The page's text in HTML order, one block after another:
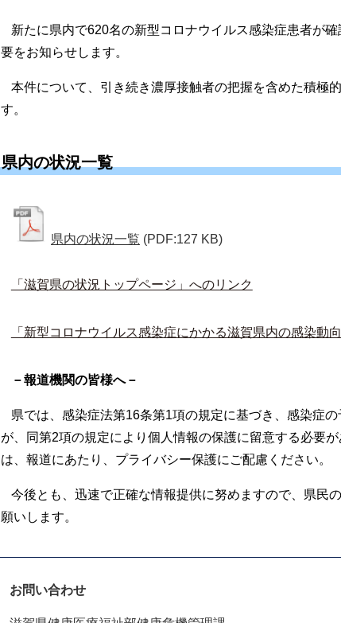
新たに県内で620名の新型コロナウイルス感染症患者が
要をお知らせします。
本件について、引き続き濃厚接触者の把握を含めた積極
す。
県内の状況一覧
県内の状況一覧 (PDF:127 KB)
「滋賀県の状況トップページ」へのリンク
「新型コロナウイルス感染症にかかる滋賀県内の感染動
－報道機関の皆様へ－
県では、感染症法第16条第1項の規定に基づき、感染症
が、同第2項の規定により個人情報の保護に留意する必要
は、報道にあたり、プライバシー保護にご配慮ください。
今後とも、迅速で正確な情報提供に努めますので、県民
願いします。
お問い合わせ